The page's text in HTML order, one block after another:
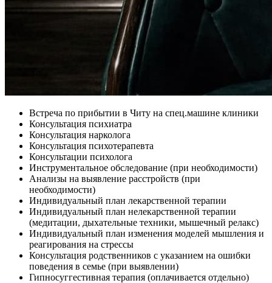
Встреча по прибытии в Читу на спец.машине клиники
Консультация психиатра
Консультация нарколога
Консультация психотерапевта
Консультации психолога
Инструментальное обследование (при необходимости)
Анализы на выявление расстройств (при
необходимости)
Индивидуальный план лекарственной терапии
Индивидуальный план нелекарственной терапии
(медитации, дыхательные техники, мышечный релакс)
Индивидуальный план изменения моделей мышления и
реагирования на стрессы
Консультация родственников с указанием на ошибки
поведения в семье (при выявлении)
Гипносуггестивная терапия (оплачивается отдельно)